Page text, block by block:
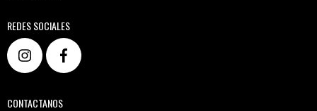
REDES SOCIALES
CONTACTANOS